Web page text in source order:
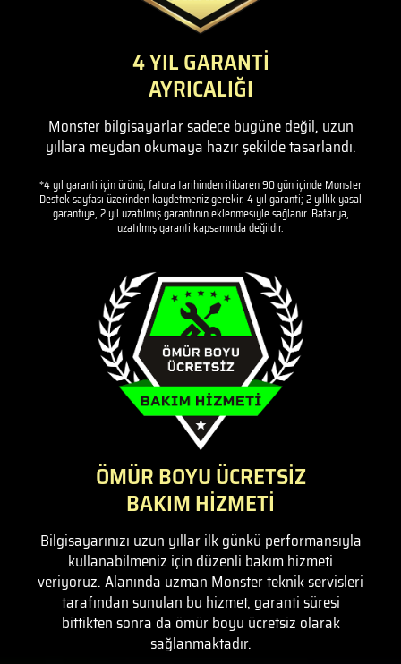
4 YIL GARANTİ
AYRICALIĞI
Monster bilgisayarlar sadece bugüne değil, uzun
yıllara meydan okumaya hazır şekilde tasarlandı.
*4 yıl garanti için ürünü, fatura tarihinden itibaren 90 gün içinde Monster
Destek sayfası üzerinden kaydetmeniz gerekir. 4 yıl garanti; 2 yıllık yasal
garantiye, 2 yıl uzatılmış garantinin eklenmesiyle sağlanır. Batarya,
uzatılmış garanti kapsamında değildir.
ÖMÜR BOYU ÜCRETSİZ
BAKIM HİZMETİ
Bilgisayarınızı uzun yıllar ilk günkü performansıyla
kullanabilmeniz için düzenli bakım hizmeti
veriyoruz. Alanında uzman Monster teknik servisleri
tarafından sunulan bu hizmet, garanti süresi
bittikten sonra da ömür boyu ücretsiz olarak
sağlanmaktadır.